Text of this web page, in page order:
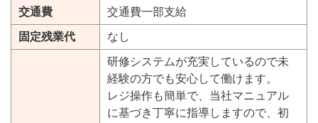
交通費 交通費一部支給
固定残業代 なし
研修システムが充実しているので未
経験の方でも安心して働けます。
レジ操作も簡単で、当社マニュアル
に基づき丁寧に指導しますので、初